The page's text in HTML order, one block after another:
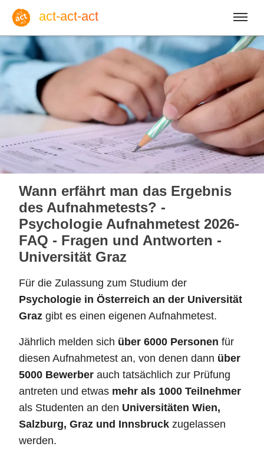
act-act-act
Anmelden
Blog
So, 09. August 2026 | 32
Englisch Deutsch Spanisch
Wann erfährt man das Ergebnis
des Aufnahmetests? -
Psychologie Aufnahmetest 2026-
FAQ - Fragen und Antworten -
Universität Graz
Für die Zulassung zum Studium der
Psychologie in Österreich an der Universität
Graz gibt es einen eigenen Aufnahmetest.
Jährlich melden sich über 6000 Personen für
diesen Aufnahmetest an, von denen dann über
5000 Bewerber auch tatsächlich zur Prüfung
antreten und etwas mehr als 1000 Teilnehmer
als Studenten an den Universitäten Wien,
Salzburg, Graz und Innsbruck zugelassen
werden.